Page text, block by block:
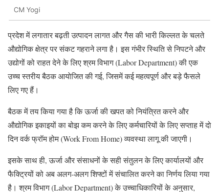
CM Yogi
प्रदेश में लगातार बढ़ती उत्पादन लागत और गैस की भारी किल्लत के चलते
औद्योगिक क्षेत्र पर संकट गहराने लगा है। इस गंभीर स्थिति से निपटने और
उद्योगों को राहत देने के लिए श्रम विभाग (Labor Department) की एक
उच्च स्तरीय बैठक आयोजित की गई, जिसमें कई महत्वपूर्ण और बड़े फैसले
लिए गए हैं।
बैठक में तय किया गया है कि ऊर्जा की खपत को नियंत्रित करने और
औद्योगिक इकाइयों का बोझ कम करने के लिए कर्मचारियों के लिए सप्ताह में दो
दिन वर्क फ्रॉम होम (Work From Home) व्यवस्था लागू की जाएगी।
इसके साथ ही, ऊर्जा और संसाधनों के सही संतुलन के लिए कार्यालयों और
फैक्ट्रियों को अब अलग-अलग शिफ्टों में संचालित करने का निर्णय लिया गया
है। श्रम विभाग (Labor Department) के उच्चाधिकारियों के अनुसार,